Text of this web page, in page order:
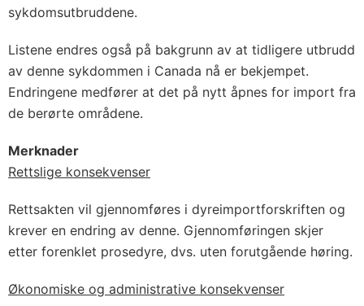
sykdomsutbruddene.
Listene endres også på bakgrunn av at tidligere utbrudd
av denne sykdommen i Canada nå er bekjempet.
Endringene medfører at det på nytt åpnes for import fra
de berørte områdene.
Merknader
Rettslige konsekvenser
Rettsakten vil gjennomføres i dyreimportforskriften og
krever en endring av denne. Gjennomføringen skjer
etter forenklet prosedyre, dvs. uten forutgående høring.
Økonomiske og administrative konsekvenser